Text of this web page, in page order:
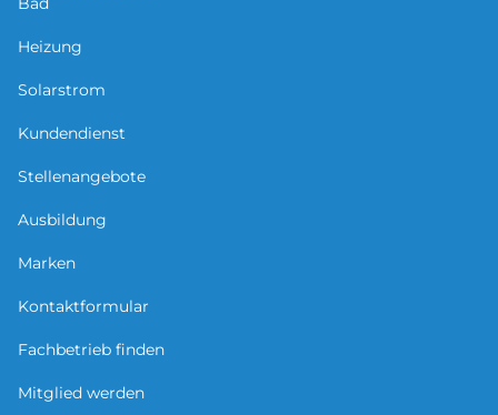
Heizung
Solarstrom
Kundendienst
Stellenangebote
Ausbildung
Marken
Kontaktformular
Fachbetrieb finden
Mitglied werden